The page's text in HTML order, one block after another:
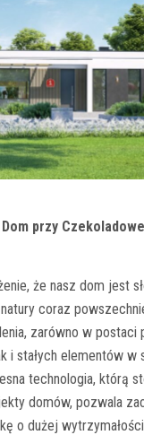
Dom przy
że nasz dom jest
coraz
zarówno w postaci
i stałych elementów w
technologia, którą
domów, pozwala
o dużej